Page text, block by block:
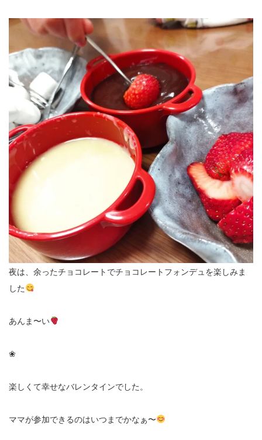
夜は、余ったチョコレートでチョコレートフォンデュを楽しみま
した
あんま〜い
❀
楽しくて幸せなバレンタインでした。
ママが参加できるのはいつまでかなぁ〜